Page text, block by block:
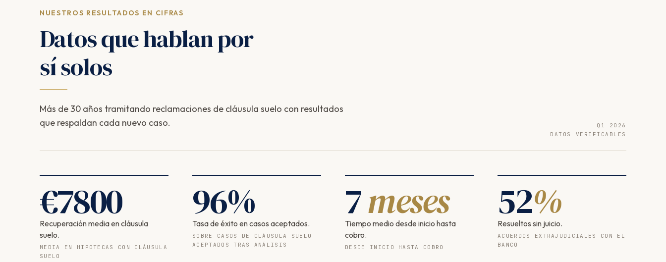
NUESTROS RESULTADOS EN CIFRAS
Datos que hablan por
sí solos
Más de 30 años tramitando reclamaciones de cláusula suelo con resultados
que respaldan cada nuevo caso.
Q1 2026
DATOS VERIFICABLES
€7800
Recuperación media en cláusula
suelo.
MEDIA EN HIPOTECAS CON CLÁUSULA
SUELO
96%
Tasa de éxito en casos aceptados.
SOBRE CASOS DE CLÁUSULA SUELO
ACEPTADOS TRAS ANÁLISIS
7meses
Tiempo medio desde inicio hasta
cobro.
DESDE INICIO HASTA COBRO
52%
Resueltos sin juicio.
ACUERDOS EXTRAJUDICIALES CON EL
BANCO